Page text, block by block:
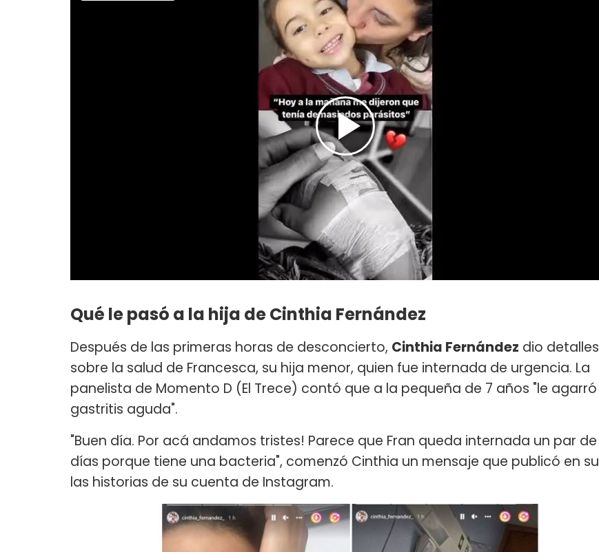
Qué le pasó a la hija de Cinthia Fernández
Después de las primeras horas de desconcierto, Cinthia Fernández dio detalles
sobre la salud de Francesca, su hija menor, quien fue internada de urgencia. La
panelista de Momento D (El Trece) contó que a la pequeña de 7 años "le agarró
gastritis aguda".
"Buen día. Por acá andamos tristes! Parece que Fran queda internada un par de
días porque tiene una bacteria", comenzó Cinthia un mensaje que publicó en su
las historias de su cuenta de Instagram.